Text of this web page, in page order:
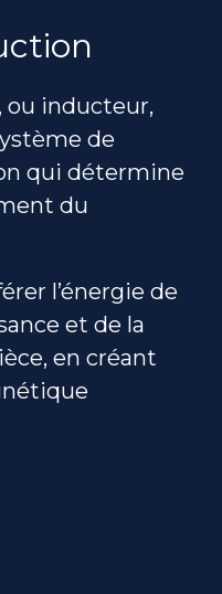
ou inducteur,
de
qui détermine
du
l’énergie de
et de la
en créant